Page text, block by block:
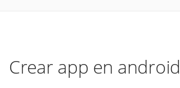
Crear app en android